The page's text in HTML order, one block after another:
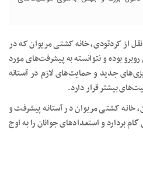
از کردتودی، خانه کشتی مریوان که در
بوده و نتوانسته به پیشرفت‌های مورد
جدید و حمایت‌های لازم در آستانه
بیشتر قرار دارد.
خانه کشتی مریوان در آستانه پیشرفت و
بردارد و استعدادهای جوانان را به اوج